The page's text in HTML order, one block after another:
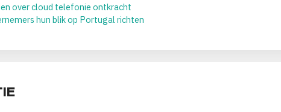
over cloud telefonie ontkracht
hun blik op Portugal richten